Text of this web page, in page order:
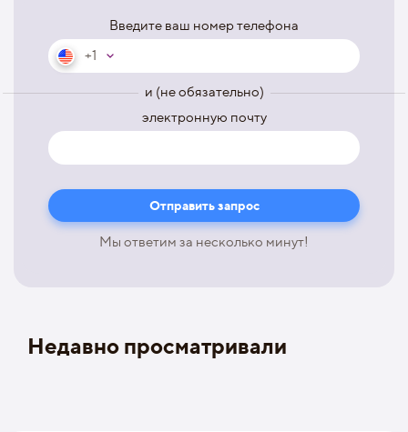
Введите ваш номер телефона
+1
и (не обязательно)
электронную почту
Мы ответим за несколько минут!
Недавно просматривали